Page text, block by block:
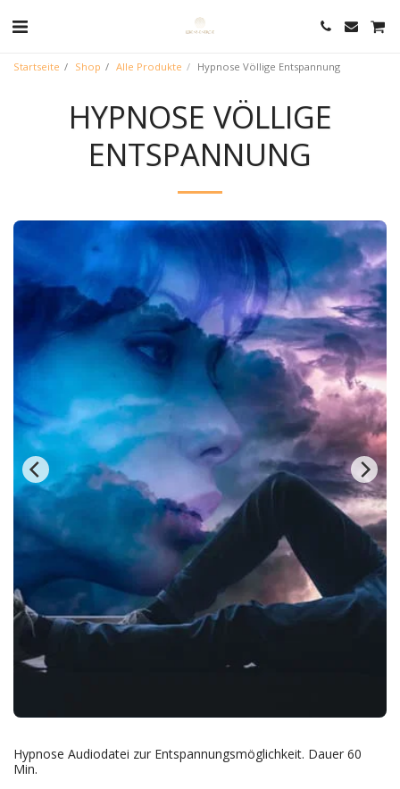
Startseite Shop Alle Produkte Hypnose Völlige Entspannung
HYPNOSE VÖLLIGE
ENTSPANNUNG
Hypnose Audiodatei zur Entspannungsmöglichkeit. Dauer 60
Min.